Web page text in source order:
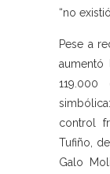
“no
Pese a
aumentó
control
Tufiño,
Galo